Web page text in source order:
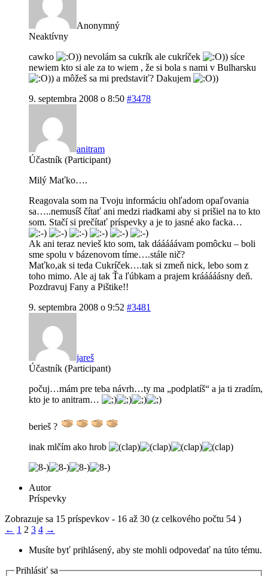
Anonymný
Neaktívny
cawko
)) nevolám sa cukrík ale cukríček
)) síce
newiem kto si ale za to wiem , že si bola s nami v Bulharsku
)) a môžeš sa mi predstaviť? Dakujem
))
9. septembra 2008 o 8:50 #3478
anitram
Účastník (Participant)
Milý Maťko….
Reagovala som na Tvoju informáciu ohľadom opaľovania
sa…..nemusíš čítať ani medzi riadkami aby si prišiel na to kto
som. Stačí si prečítať príspevky a je to jasné ako facka…
Ak ani teraz nevieš kto som, tak dááááávam pomôcku – boli
sme spolu v bázenovom tíme….stále nič?
Maťko,ak si teda Cukríček….tak si zmeň nick, lebo som z
toho mimo. Ale aj tak Ťa ľúbkam a prajem krááááásny deň.
Pozdravuj Fany a Pištike!!
9. septembra 2008 o 9:52 #3481
jareš
Účastník (Participant)
počuj…mám pre teba návrh…ty ma „podplatíš“ a ja ti zradím,
kto je to anitram…
berieš ?
inak mlčím ako hrob
Autor
Príspevky
Zobrazuje sa 15 príspevkov - 16 až 30 (z celkového počtu 54 )
← 1 2 3 4 →
Musíte byť prihlásený, aby ste mohli odpovedať na túto tému.
Prihlásiť sa